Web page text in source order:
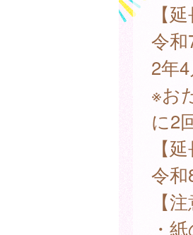
【
令
2年
※お
に2
【
令
【
・